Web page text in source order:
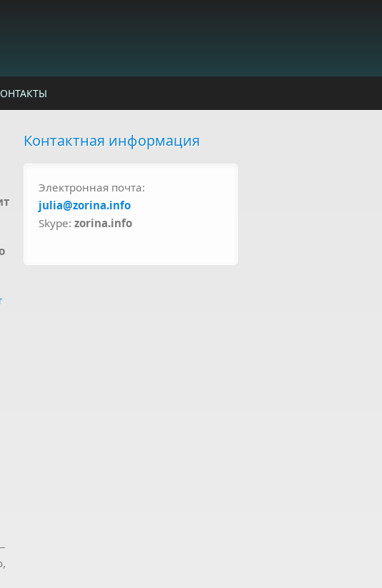
Контактная информация
Электронная почта:
julia@zorina.info
Skype: zorina.info